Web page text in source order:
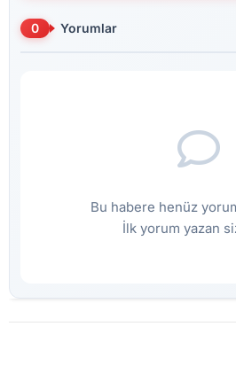
0 Yorumlar
Bu habere henüz
İlk yorum yazan